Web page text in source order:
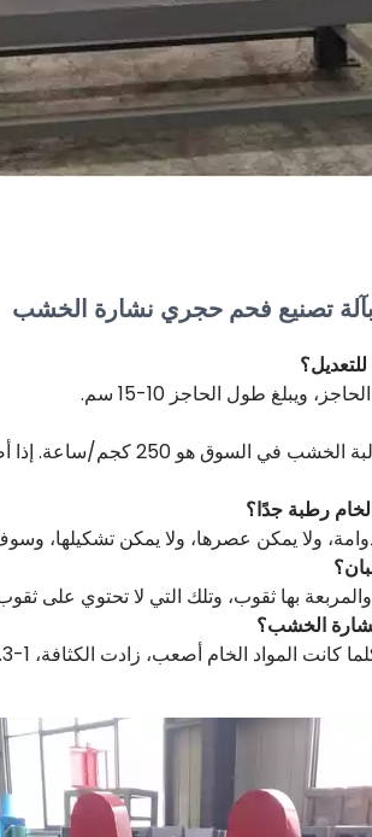
بآلة تصنيع فحم حجري نشارة الخشب
ويبلغ طول الحاجز 10-15 سم.
إن إنتاج هذا النوع من آلات
رطبة جدًا؟
ولا يمكن عصرها، ولا يمكن تشكيلها،
بها ثقوب، وتلك التي لا تحتوي على
الخشب؟
المواد الخام أصعب، زادت الكثافة، 1-1.3 طن/م3.